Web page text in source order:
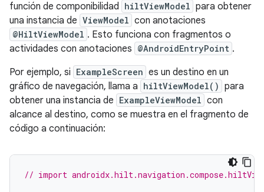
función de componibilidad hiltViewModel para obtener
una instancia de ViewModel con anotaciones
@HiltViewModel . Esto funciona con fragmentos o
actividades con anotaciones @AndroidEntryPoint .
Por ejemplo, si ExampleScreen es un destino en un
gráfico de navegación, llama a hiltViewModel() para
obtener una instancia de ExampleViewModel con
alcance al destino, como se muestra en el fragmento de
código a continuación:
// import